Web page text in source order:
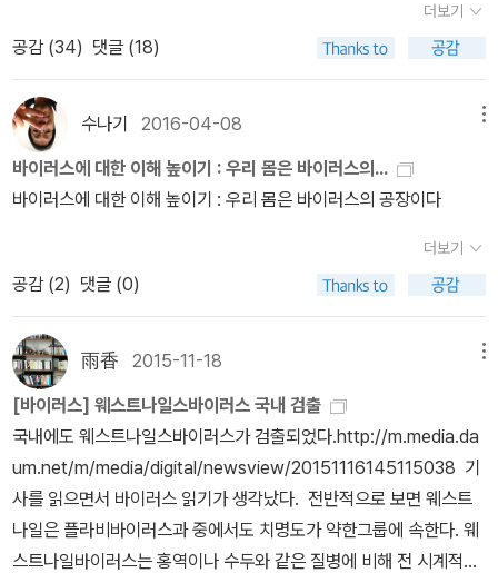
고 있으며, 그 무게가 1.3㎏에 달한다고 한다. 이 세균 숫자는 사람의
세포 수보다 많다고 하기에 저자의 표현으로 “우리라는 존재는 인간
이라기보다는 세균의 집합체에 더 가깝다.” 중요한 것은 이들 미생물
거주자들이 단지 우리 몸에 기생하는 것만이 아니라 행동에 직접 영
향을 미치기도 한다는 점이다. 위장관의 세균은 우리 몸에 유용한 비
타민과 기타 화합물을 만들어내며 뇌에 작용하는 신경전달물질의 주
요 원천도 된다. 이들 세균에 의해 기분과 성격, 기질이 조절될 수 있
우리가 만들어지며 우리의 행동이 결정된다. 그렇다면 서로의 잘나고
못남에 대해 더 겸손하고 더 관대해야 할 필요가 있다는 게 저자의 생
각이다. 특히 중요한 것은 아동과 청소년들에게 긍정적인 자아발견의
기회를 공평하게 제공해야 하는 합리적 근거를 갖게 됐다는 점이
다. 후성유전학적 발견에 기대자면 후천적인 환경의 큰 불평등을 개
선하는 일이 범죄와 사회적 불안을 줄이는 최선의 방책이 될 수 있다.
저자의 이런 견해에 동의하는 건 어렵지 않아 보인다. “우리 아이들에
게 주어진 선택이 물속으로 가라앉을 것이냐, 헤엄쳐 나올 것이냐가
되어서는 안 된다. 헤엄쳐 나올 것이냐, 구조받을 것이냐가 되어야 한
사라졌다. 하지만 우습게 여겼다가 심각한 후유증과 합병증으로 고생
할 수 있다. 이번 달에 감기, 아니 독감의 위력에 아주 호되게 당했다.
감기는 코나 목의 점막이 다양한 종류의 바이러스에 감염돼 일어나
는 급성 염증성 질환이다. 따라서 인플루엔자 바이러스에 의해 감염
되는 독감과 근본적으로 다르다. 감기는 일반적으로 콧물, 기침, 발열
증상 등이 나타나다가 1주일 정도 지나고 나면 가라앉는다. 반면 독감
은 몸속에 침투한 바이러스가 활발히 복제하는 잠복기가 시작되면 발
생한다. 이때 고열과 두통이 동반되고, 심하면 근육통도 생긴다. 고통
스러운 전신 증상이 지속하면 폐렴과 같은 합병증으로 사망에 이를
이 떨어졌고, 일상생활에 지장을 줄 정도로 몸을 가누기 힘들었다. 하
필 독감 증상이 목요일부터 생기는 바람에 금요일 하루 동안 직장에
서 시간을 보내는 게 버거웠다. 토, 일요일 내내 집에 누워 있었다. 그
날 진짜 이불 밖이 위험하다는 걸 몸으로 느꼈다. 독감은 매년 약간씩
다른 균주들이 지역별로 유행하나 드물게 새로운 인플루엔자 바이러
스가 전 세계적으로 퍼질 때가 있다. 가장 대표적인 사례가 바로 191
8년부터 3년 동안 전 세계를 휩쓴 스페인 독감이다. 독감은 제1차 세
계대전에 참전한 미군들이 바이러스를 묻혀와 미국에 퍼뜨린 것으로
더보기
공감 (34) 댓글 (18)
수나기 2016-04-08
바이러스에 대한 이해 높이기 : 우리 몸은 바이러스의...
바이러스에 대한 이해 높이기 : 우리 몸은 바이러스의 공장이다
더보기
공감 (2) 댓글 (0)
雨香 2015-11-18
[바이러스] 웨스트나일스바이러스 국내 검출
국내에도 웨스트나일스바이러스가 검출되었다.http://m.media.da
um.net/m/media/digital/newsview/20151116145115038 기
사를 읽으면서 바이러스 읽기가 생각났다. 전반적으로 보면 웨스트
나일은 플라비바이러스과 중에서도 치명도가 약한그룹에 속한다. 웨
스트나일바이러스는 홍역이나 수두와 같은 질병에 비해 전 시계적으